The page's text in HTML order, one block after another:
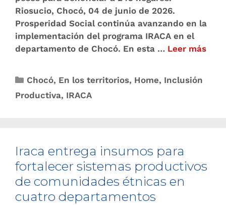
Riosucio, Chocó, 04 de junio de 2026.
Prosperidad Social continúa avanzando en la
implementación del programa IRACA en el
departamento de Chocó. En esta … Leer más
Chocó, En los territorios, Home, Inclusión
Productiva, IRACA
Iraca entrega insumos para
fortalecer sistemas productivos
de comunidades étnicas en
cuatro departamentos